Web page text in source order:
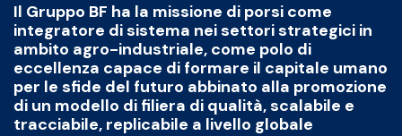
Il Gruppo BF ha la missione di porsi come
integratore di sistema nei settori strategici in
ambito agro-industriale, come polo di
eccellenza capace di formare il capitale umano
per le sfide del futuro abbinato alla promozione
di un modello di filiera di qualità, scalabile e
tracciabile, replicabile a livello globale